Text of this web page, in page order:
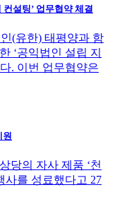
설팅’ 업무협약 체결
(유한) 태평양과 함
‘공익법인 설립 지
. 이번 업무협약은
원
당의 자사 제품 ‘천
사를 성료했다고 27